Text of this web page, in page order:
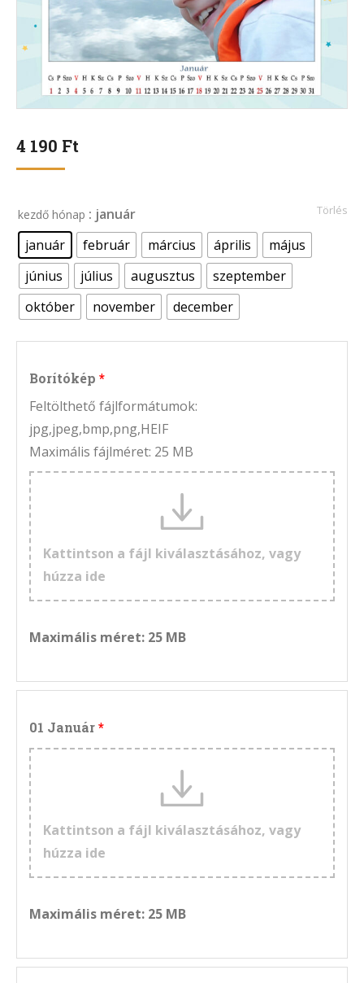
4 190 Ft
kezdő hónap : január
január
február március április
május
június
július augusztus
szeptember
október
november december
Törlés
Borítókép
Feltölthető fájlformátumok:
jpg,jpeg,bmp,png,HEIF
Maximális fájlméret: 25 MB
Kattintson a fájl kiválasztásához, vagy
húzza ide
Maximális méret: 25 MB
01 Január
Kattintson a fájl kiválasztásához, vagy
húzza ide
Maximális méret: 25 MB